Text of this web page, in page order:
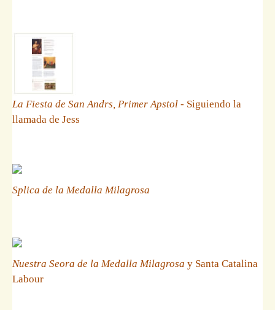
La Fiesta de San Andrs, Primer Apstol - Siguiendo la
llamada de Jess
Splica de la Medalla Milagrosa
Nuestra Seora de la Medalla Milagrosa y Santa Catalina
Labour